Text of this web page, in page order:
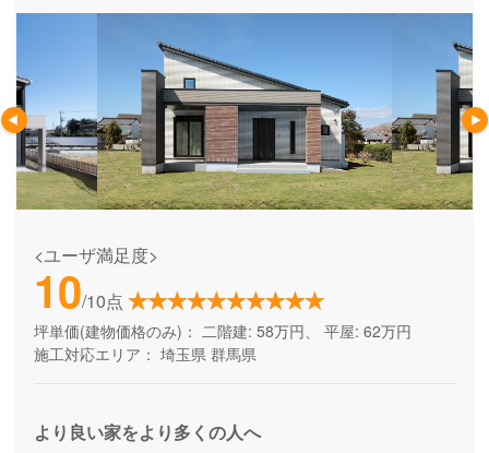
<ユーザ満足度>
10/10点
坪単価(建物価格のみ)： 二階建: 58万円、 平屋: 62万円
施工対応エリア： 埼玉県 群馬県
より良い家をより多くの人へ